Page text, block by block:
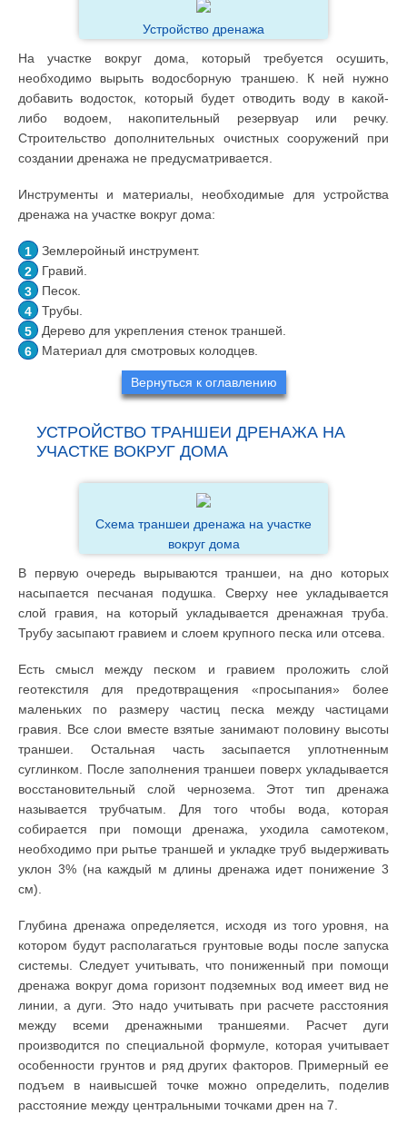
Устройство дренажа
На участке вокруг дома, который требуется осушить,
необходимо вырыть водосборную траншею. К ней нужно
добавить водосток, который будет отводить воду в какой-
либо водоем, накопительный резервуар или речку.
Строительство дополнительных очистных сооружений при
создании дренажа не предусматривается.
Инструменты и материалы, необходимые для устройства
дренажа на участке вокруг дома:
Землеройный инструмент.
Гравий.
Песок.
Трубы.
Дерево для укрепления стенок траншей.
Материал для смотровых колодцев.
Вернуться к оглавлению
УСТРОЙСТВО ТРАНШЕИ ДРЕНАЖА НА
УЧАСТКЕ ВОКРУГ ДОМА
Схема траншеи дренажа на участке
вокруг дома
В первую очередь вырываются траншеи, на дно которых
насыпается песчаная подушка. Сверху нее укладывается
слой гравия, на который укладывается дренажная труба.
Трубу засыпают гравием и слоем крупного песка или отсева.
Есть смысл между песком и гравием проложить слой
геотекстиля для предотвращения «просыпания» более
маленьких по размеру частиц песка между частицами
гравия. Все слои вместе взятые занимают половину высоты
траншеи. Остальная часть засыпается уплотненным
суглинком. После заполнения траншеи поверх укладывается
восстановительный слой чернозема. Этот тип дренажа
называется трубчатым. Для того чтобы вода, которая
собирается при помощи дренажа, уходила самотеком,
необходимо при рытье траншей и укладке труб выдерживать
уклон 3% (на каждый м длины дренажа идет понижение 3
см).
Глубина дренажа определяется, исходя из того уровня, на
котором будут располагаться грунтовые воды после запуска
системы. Следует учитывать, что пониженный при помощи
дренажа вокруг дома горизонт подземных вод имеет вид не
линии, а дуги. Это надо учитывать при расчете расстояния
между всеми дренажными траншеями. Расчет дуги
производится по специальной формуле, которая учитывает
особенности грунтов и ряд других факторов. Примерный ее
подъем в наивысшей точке можно определить, поделив
расстояние между центральными точками дрен на 7.